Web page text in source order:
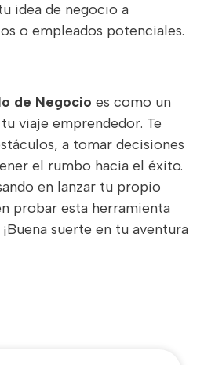
idea de negocio a
o empleados potenciales.
de Negocio es como un
viaje emprendedor. Te
a tomar decisiones
el rumbo hacia el éxito.
en lanzar tu propio
probar esta herramienta
suerte en tu aventura